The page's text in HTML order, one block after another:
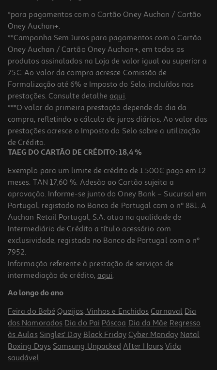
5.0
Lote De 10 Pastilhas De Limpeza Krups Xs300010
13.99 €/un
13,99 €
-23%
Robot De Cozinha Multifunções Qilive Q.5122 4.8 L
99.99 €/un
99,99 €
Promoção
*para pagamentos com o Cartão Oney Auchan / Cartão
Oney Auchan+.
**Campanha Sem Juros para pagamentos com o Cartão
Oney Auchan / Cartão Oney Auchan+, em todos os
produtos assinalados na Loja de valor igual ou superior a
75€. Ao valor da compra acresce Comissão de
Formalização até 6% e Imposto do Selo, incluídos nas
prestações. Consulte detalhe aqui.
***O valor da primeira prestação depende do dia da
compra, refletindo o cálculo de juros diários. Ao valor das
prestações acresce o Imposto do Selo sobre a utilização
de Crédito.
TAEG DO CARTÃO DE CRÉDITO: 18,4 %
Exemplo para um limite de crédito de 1.500€ pago em 12
meses. TAN 17,60 %. Adesão ao Cartão sujeita a
aprovação. Informe-se junto do Oney Bank – Sucursal em
Portugal, registado no Banco de Portugal com o nº 881. A
Auchan Retail Portugal, S.A. atua na qualidade de
Intermediário de Crédito a título acessório com
exclusividade, registado no Banco de Portugal com o nº
7952.
Informação referente à prestação de serviços de
intermediação de crédito, aqui.
Ao longo do ano
Feira do Bebé Queijos, Vinhos e Enchidos Carnaval Dia
dos Namorados Dia do Pai Páscoa Dia da Mãe Regresso
às Aulas Singles' Day Black Friday Cyber Monday Natal
Boxing Days Samsung Unpacked After Hours Vida
saudável